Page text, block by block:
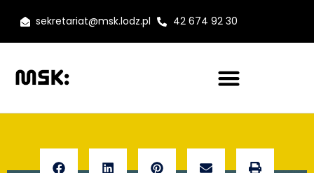
sekretariat@msk.lodz.pl 42 674 92 30